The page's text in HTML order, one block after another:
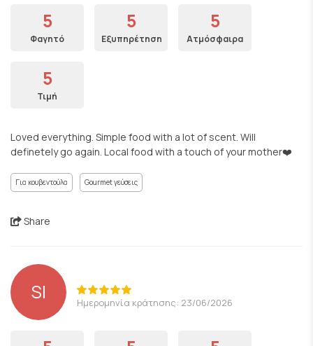
5
Φαγητό
5
Εξυπηρέτηση
5
Ατμόσφαιρα
5
Τιμή
Loved everything. Simple food with a lot of scent. Will
definetely go again. Local food with a touch of your mother❤️
Για κουβεντούλα Gourmet γεύσεις
Share
SI Ημερομηνία κράτησης: 23/06/2026